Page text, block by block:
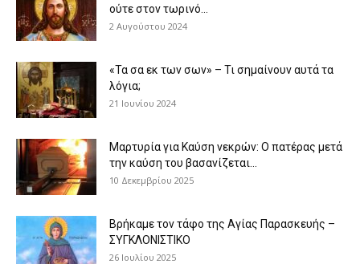
ούτε στον τωρινό...
2 Αυγούστου 2024
«Τα σα εκ των σων» – Τι σημαίνουν αυτά τα
λόγια;
21 Ιουνίου 2024
Μαρτυρία για Καύση νεκρών: Ο πατέρας μετά
την καύση του βασανίζεται...
10 Δεκεμβρίου 2025
Βρήκαμε τον τάφο της Αγίας Παρασκευής –
ΣΥΓΚΛΟΝΙΣΤΙΚΟ
26 Ιουλίου 2025